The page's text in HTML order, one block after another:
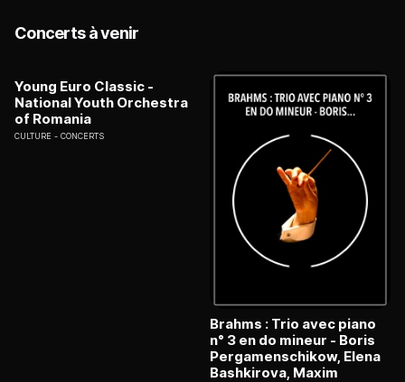
Concerts à venir
Young Euro Classic -
National Youth Orchestra
of Romania
CULTURE CONCERTS
Brahms : Trio avec piano
n° 3 en do mineur - Boris
Pergamenschikow, Elena
Bashkirova, Maxim